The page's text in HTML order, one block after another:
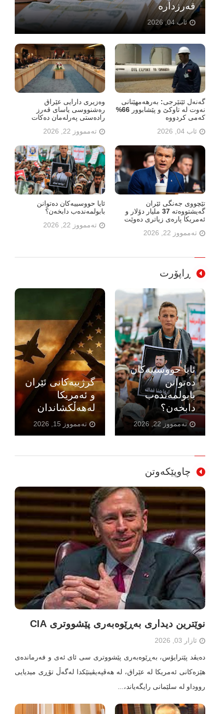
قەرزدارە
ئاب 04, 2026
گەنەل ئێنێرجی: بەرهەمهێنانی
نەوت لە تاوکێ و پێشابوور 66%
کەمی کردووە
ئاب 04, 2026
وەزیری دارایی عێراق
رەشنووسی یاسای قەرز
رادەستی پەرلەمان دەکات
تەممووز 22, 2026
تێچووی جەنگی ئێران
گەیشتووەتە 37 ملیار دۆلار و
ئەمریکا پارەی زیاتری دەوێت
تەممووز 22, 2026
ئایا حووسییەکان دەتوانن
بابولمەندەب دابخەن؟
تەممووز 22, 2026
ڕاپۆرت
گرژییەکانی ئێران
و ئەمریکا
لەهەڵکشاندان
تەممووز 15, 2026
گالیسکەی
پێرسێڤێرانس
نیشانەی ئەگەری
ژیانی کۆن
لەسەر مەریخ
دەدۆزێتەوە
تەممووز 08, 2026
چاوپێکەوتن
نوێترین دیداری بەڕێوەبەری پێشووتری CIA
ئازار 03, 2026
دەیڤد پێترایۆس، بەڕێوەبەری پێشووتری سی ئای ئەی و فەرماندەی
هێزەکانی ئەمریکا لە عێراق، لە هەڤپەیڤینێکدا لەگەڵ تۆڕی میدیایی
رووداو لە سلێمانی رایگەیاند،...